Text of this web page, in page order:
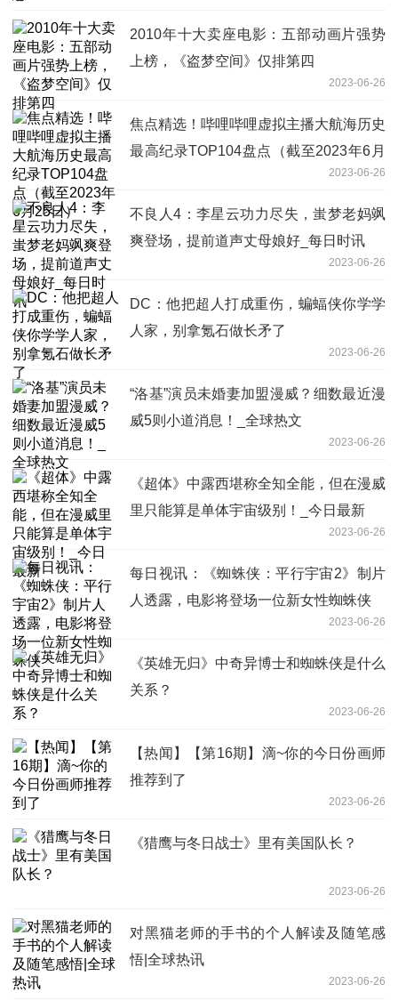
2010年十大卖座电影：五部动画片强势
上榜，《盗梦空间》仅排第四
2023-06-26
焦点精选！哔哩哔哩虚拟主播大航海历史
最高纪录TOP104盘点（截至2023年6月
2023-06-26
不良人4：李星云功力尽失，蚩梦老妈飒
爽登场，提前道声丈母娘好_每日时讯
2023-06-26
DC：他把超人打成重伤，蝙蝠侠你学学
人家，别拿氪石做长矛了
2023-06-26
“洛基”演员未婚妻加盟漫威？细数最近漫
威5则小道消息！_全球热文
2023-06-26
《超体》中露西堪称全知全能，但在漫威
里只能算是单体宇宙级别！_今日最新
2023-06-26
每日视讯：《蜘蛛侠：平行宇宙2》制片
人透露，电影将登场一位新女性蜘蛛侠
2023-06-26
《英雄无归》中奇异博士和蜘蛛侠是什么
关系？
2023-06-26
【热闻】【第16期】滴~你的今日份画师
推荐到了
2023-06-26
《猎鹰与冬日战士》里有美国队长？
2023-06-26
对黑猫老师的手书的个人解读及随笔感
悟|全球热讯
2023-06-26